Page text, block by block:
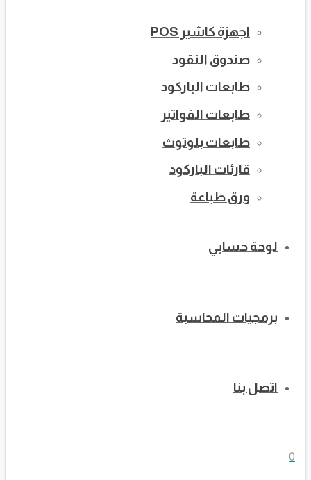
اجهزة كاشير POS
صندوق النقود
طابعات الباركود
طابعات الفواتير
طابعات بلوتوث
قارئات الباركود
ورق طباعة
لوحة حسابي
برمجيات المحاسبة
اتصل بنا
0